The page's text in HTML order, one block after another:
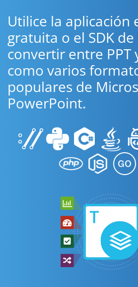
Utilice la aplicación
gratuita o el SDK
convertir entre PPT
como varios
populares de
PowerPoint.